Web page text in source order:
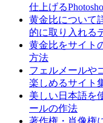
仕上げる
黄金比について
的に取り入れる
黄金比をサイト
方法
フェルメールや
楽しめるサイト
美しい日本語を
ールの作法
著作権・肖像権